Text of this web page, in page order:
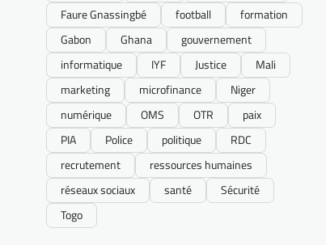
Faure Gnassingbé
football
formation
Gabon
Ghana
gouvernement
informatique
IYF Justice
Mali
marketing
microfinance
Niger
numérique
OMS OTR
paix
PIA
Police politique
RDC
recrutement
ressources humaines
réseaux sociaux
santé
Sécurité
Togo